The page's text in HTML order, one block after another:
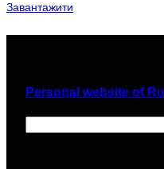
Завантажити
Personal website of